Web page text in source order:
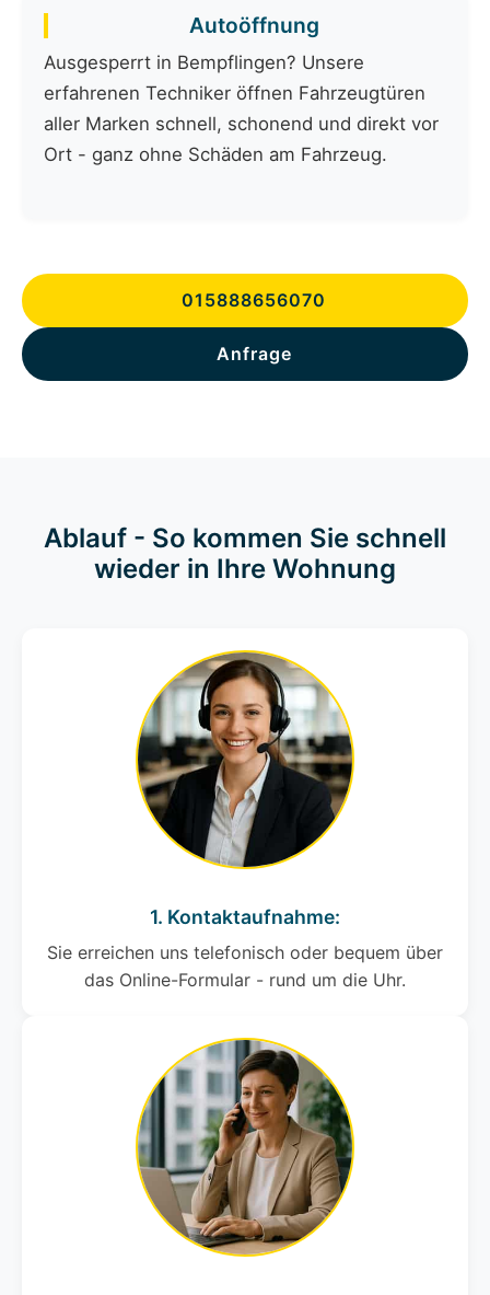
Autoöffnung
Ausgesperrt in Bempflingen? Unsere
erfahrenen Techniker öffnen Fahrzeugtüren
aller Marken schnell, schonend und direkt vor
Ort - ganz ohne Schäden am Fahrzeug.
015888656070
Anfrage
Ablauf - So kommen Sie schnell
wieder in Ihre Wohnung
1. Kontaktaufnahme:
Sie erreichen uns telefonisch oder bequem über
das Online-Formular - rund um die Uhr.